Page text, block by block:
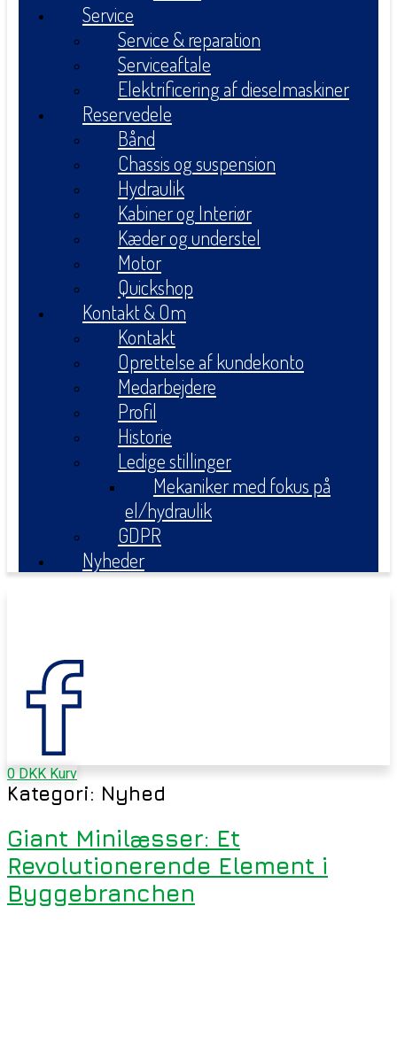
Service
Service & reparation
Serviceaftale
Elektrificering af dieselmaskiner
Reservedele
Bånd
Chassis og suspension
Hydraulik
Kabiner og Interiør
Kæder og understel
Motor
Quickshop
Kontakt & Om
Kontakt
Oprettelse af kundekonto
Medarbejdere
Profil
Historie
Ledige stillinger
Mekaniker med fokus på
el/hydraulik
GDPR
Nyheder
0 DKK Kurv
Kategori: Nyhed
Giant Minilæsser: Et
Revolutionerende Element i
Byggebranchen